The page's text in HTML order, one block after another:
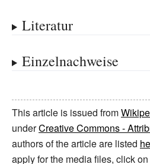
Literatur
Einzelnachweise
This article is issued from
underCreative Commons -
authors of the article are listed
apply for the media files, click